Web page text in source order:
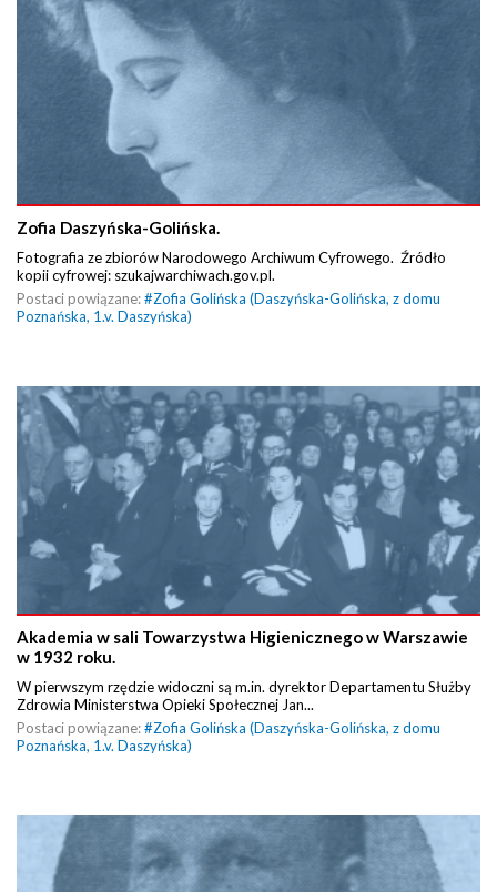
Zofia Daszyńska-Golińska.
Fotografia ze zbiorów Narodowego Archiwum Cyfrowego. Źródło
kopii cyfrowej: szukajwarchiwach.gov.pl.
Postaci powiązane:#Zofia Golińska (Daszyńska-Golińska, z domu
Poznańska, 1.v. Daszyńska)
Akademia w sali Towarzystwa Higienicznego w Warszawie
w 1932 roku.
W pierwszym rzędzie widoczni są m.in. dyrektor Departamentu Służby
Zdrowia Ministerstwa Opieki Społecznej Jan...
Postaci powiązane:#Zofia Golińska (Daszyńska-Golińska, z domu
Poznańska, 1.v. Daszyńska)